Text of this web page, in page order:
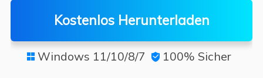
Kostenlos Herunterladen
 Windows 11/10/8/7  100% Sicher